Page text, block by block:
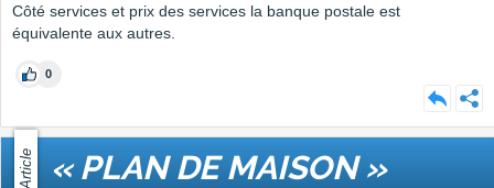
Côté services et prix des services la banque postale est
équivalente aux autres.
0
Article « PLAN DE MAISON »